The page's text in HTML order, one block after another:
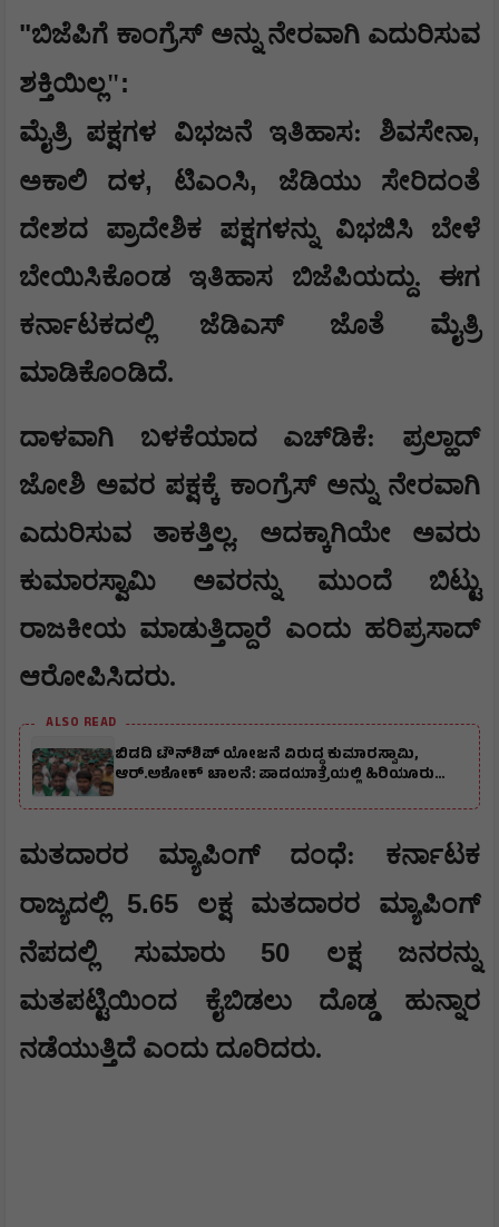
"ಬಿಜೆಪಿಗೆ ಕಾಂಗ್ರೆಸ್ ಅನ್ನು ನೇರವಾಗಿ ಎದುರಿಸುವ
ಶಕ್ತಿಯಿಲ್ಲ":
ಮೈತ್ರಿ ಪಕ್ಷಗಳ ವಿಭಜನೆ ಇತಿಹಾಸ: ಶಿವಸೇನಾ,
ಅಕಾಲಿ ದಳ, ಟಿಎಂಸಿ, ಜೆಡಿಯು ಸೇರಿದಂತೆ
ದೇಶದ ಪ್ರಾದೇಶಿಕ ಪಕ್ಷಗಳನ್ನು ವಿಭಜಿಸಿ ಬೇಳೆ
ಬೇಯಿಸಿಕೊಂಡ ಇತಿಹಾಸ ಬಿಜೆಪಿಯದ್ದು. ಈಗ
ಕರ್ನಾಟಕದಲ್ಲಿ ಜೆಡಿಎಸ್ ಜೊತೆ ಮೈತ್ರಿ
ಮಾಡಿಕೊಂಡಿದೆ.
ದಾಳವಾಗಿ ಬಳಕೆಯಾದ ಎಚ್‌ಡಿಕೆ: ಪ್ರಲ್ಹಾದ್
ಜೋಶಿ ಅವರ ಪಕ್ಷಕ್ಕೆ ಕಾಂಗ್ರೆಸ್ ಅನ್ನು ನೇರವಾಗಿ
ಎದುರಿಸುವ ತಾಕತ್ತಿಲ್ಲ. ಅದಕ್ಕಾಗಿಯೇ ಅವರು
ಕುಮಾರಸ್ವಾಮಿ ಅವರನ್ನು ಮುಂದೆ ಬಿಟ್ಟು
ರಾಜಕೀಯ ಮಾಡುತ್ತಿದ್ದಾರೆ ಎಂದು ಹರಿಪ್ರಸಾದ್
ಆರೋಪಿಸಿದರು.
ALSO READ
ಬಿಡದಿ ಟೌನ್‌ಶಿಪ್‌ ಯೋಜನೆ ವಿರುದ್ಧ ಕುಮಾರಸ್ವಾಮಿ,
ಆರ್.ಅಶೋಕ್ ಚಾಲನೆ: ಪಾದಯಾತ್ರೆಯಲ್ಲಿ ಹಿರಿಯೂರು
ಮತದಾರರ ಮ್ಯಾಪಿಂಗ್ ದಂಧೆ: ಕರ್ನಾಟಕ
ರಾಜ್ಯದಲ್ಲಿ 5.65ಲಕ್ಷ ಮತದಾರರ ಮ್ಯಾಪಿಂಗ್
ನೆಪದಲ್ಲಿ ಸುಮಾರು 50 ಲಕ್ಷ ಜನರನ್ನು
ಮತಪಟ್ಟಿಯಿಂದ ಕೈಬಿಡಲು ದೊಡ್ಡ ಹುನ್ನಾರ
ನಡೆಯುತ್ತಿದೆ ಎಂದು ದೂರಿದರು.